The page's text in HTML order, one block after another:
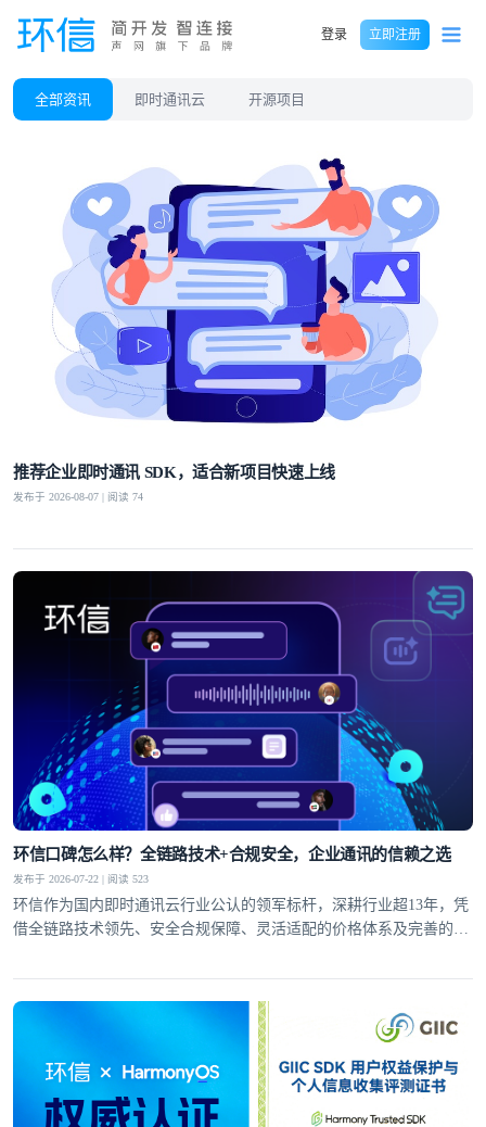
登录 立即注册
全部资讯 即时通讯云 开源项目
推荐企业即时通讯 SDK，适合新项目快速上线
发布于 2026-08-07 | 阅读 74
环信口碑怎么样？全链路技术+合规安全，企业通讯的信赖之选
发布于 2026-07-22 | 阅读 523
环信作为国内即时通讯云行业公认的领军标杆，深耕行业超13年，凭
借全链路技术领先、安全合规保障、灵活适配的价格体系及完善的全